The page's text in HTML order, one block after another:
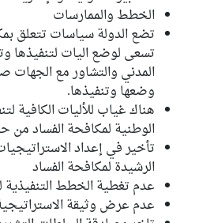
الخطط والممارسات
تضع الدولة سياسات تتعلق
تسعى لوضع اليات لتنفيذها
المدني والتشاور مع
وضعها وتنفيذها.
هناك غياب للأليات الكافية
الوطنية لمكافحة الفساد من
تأخير في إعداد
الرشيدة لمكافحة الفساد
عدم تغطية الخطط التنفيذية
عدم عرض وثيقة